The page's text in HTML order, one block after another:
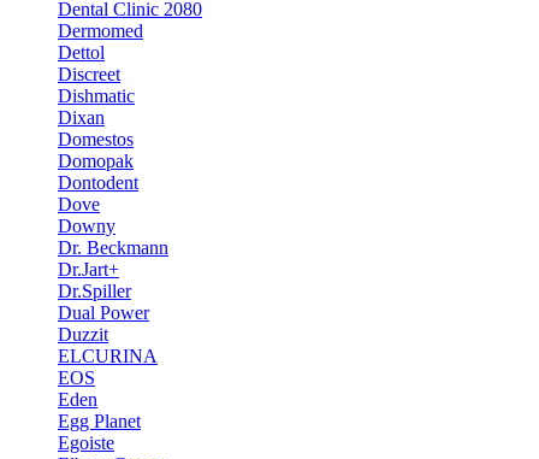
Dental Clinic 2080
Dermomed
Dettol
Discreet
Dishmatic
Dixan
Domestos
Domopak
Dontodent
Dove
Downy
Dr. Beckmann
Dr.Jart+
Dr.Spiller
Dual Power
Duzzit
ELCURINA
EOS
Eden
Egg Planet
Egoiste